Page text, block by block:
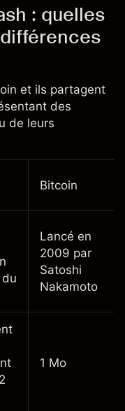
: quelles
et ils partagent
des
de leurs
Bitcoin
Lancé en
2009 par
Satoshi
Nakamoto
1 Mo